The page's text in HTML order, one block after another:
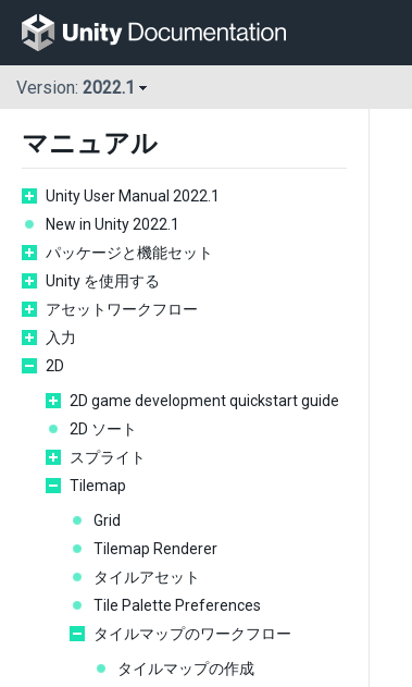
Version: 2022.1
マニュアル
Unity User Manual 2022.1
New in Unity 2022.1
パッケージと機能セット
Unity を使用する
アセットワークフロー
入力
2D
2D game development quickstart guide
2D ソート
スプライト
Tilemap
Grid
Tilemap Renderer
タイルアセット
Tile Palette Preferences
タイルマップのワークフロー
タイルマップの作成